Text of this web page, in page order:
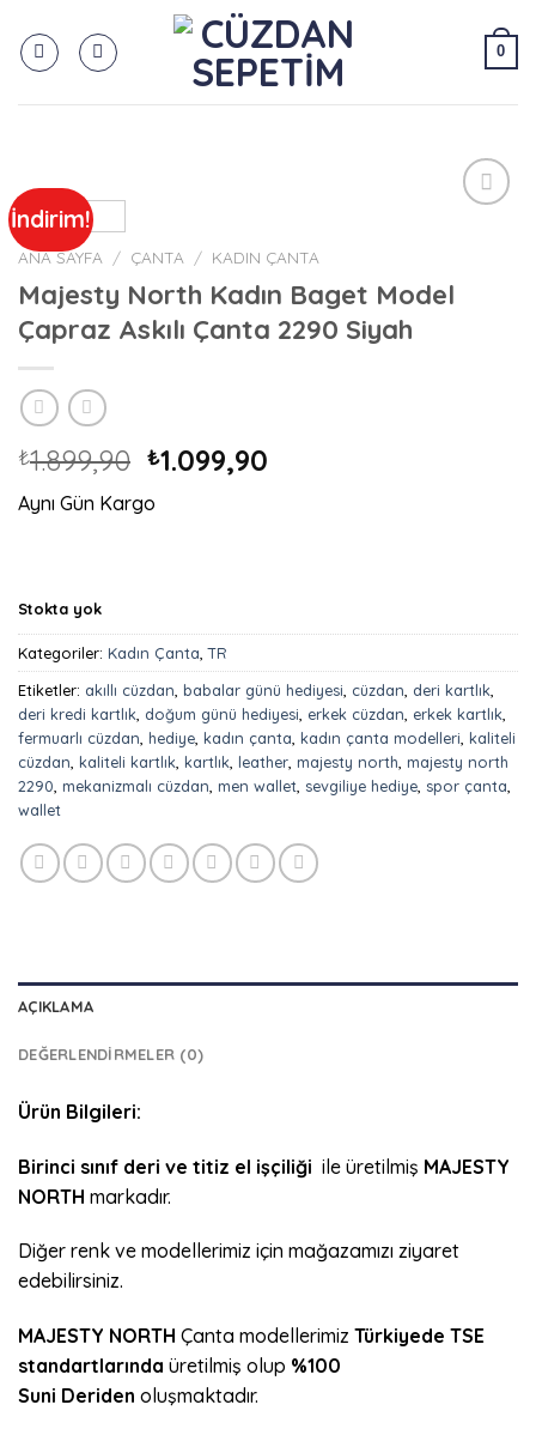
content
0
İndirim!
ANA SAYFA / ÇANTA / KADIN ÇANTA
Majesty North Kadın Baget Model
Çapraz Askılı Çanta 2290 Siyah
₺1.899,90 Orijinal
₺1.899,90.
₺1.099,90
Aynı Gün Kargo
Stokta yok
Kategoriler: Kadın Çanta ,TR
Etiketler: akıllı cüzdan babalar günü hediyesi cüzdan deri kartlık
deri kredi kartlık doğum günü hediyesi erkek cüzdan erkek kartlık
fermuarlı cüzdan hediye kadın çanta kadın çanta modelleri kaliteli
cüzdan kaliteli kartlık kartlık leather majesty north majesty north
2290 mekanizmalı cüzdan men wallet sevgiliye hediye spor çanta
wallet
AÇIKLAMA
DEĞERLENDIRMELER (0)
Ürün Bilgileri:
Birinci sınıf deri ve titiz el işçiliği ile üretilmiş MAJESTY
NORTH markadır.
Diğer renk ve modellerimiz için mağazamızı ziyaret
edebilirsiniz.
MAJESTY NORTH Çanta modellerimiz Türkiyede TSE
standartlarında üretilmiş olup %100
Suni Deriden oluşmaktadır.